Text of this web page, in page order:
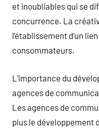
et inoubliables qui se
concurrence. La
l’établissement d’un
consommateurs.
L’importance du
agences de
Les agences de
plus le développement